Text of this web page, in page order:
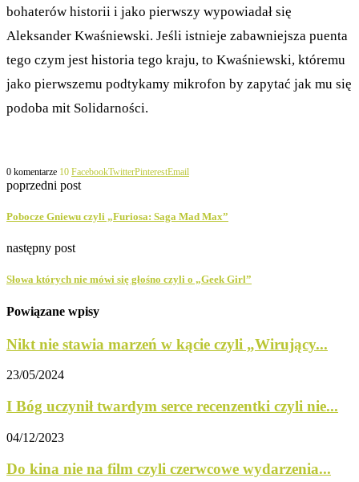
bohaterów historii i jako pierwszy wypowiadał się
Aleksander Kwaśniewski. Jeśli istnieje zabawniejsza puenta
tego czym jest historia tego kraju, to Kwaśniewski, któremu
jako pierwszemu podtykamy mikrofon by zapytać jak mu się
podoba mit Solidarności.
0 komentarze 10 FacebookTwitterPinterestEmail
poprzedni post
Pobocze Gniewu czyli „Furiosa: Saga Mad Max”
następny post
Słowa których nie mówi się głośno czyli o „Geek Girl”
Powiązane wpisy
Nikt nie stawia marzeń w kącie czyli „Wirujący...
23/05/2024
I Bóg uczynił twardym serce recenzentki czyli nie...
04/12/2023
Do kina nie na film czyli czerwcowe wydarzenia...